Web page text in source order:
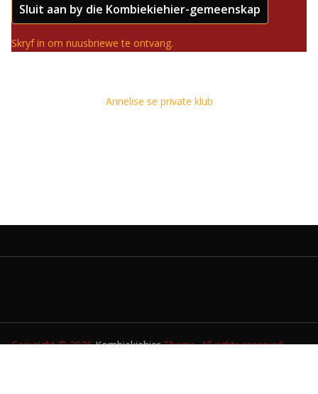
Sluit aan by die Kombiekiehier-gemeenskap
Skryf in om nuusbriewe te ontvang.
Annelise se private klub
Copyright © 2026KombiekiehierTheme. All rights reserved.